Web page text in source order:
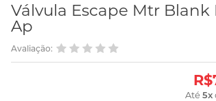
Válvula Escape Mtr
Ap
Avaliação:
Até5x